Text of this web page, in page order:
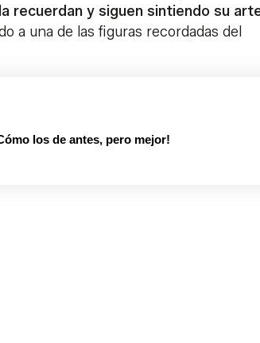
recuerdan y siguen sintiendo su
a una de las figuras recordadas del
los de antes, pero mejor!